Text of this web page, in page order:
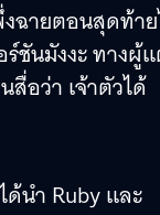
ฉายตอนสุดท้า
ชันมังงะ ทางผู้
สื่อว่า เจ้าตัวได้
นำ Ruby และ